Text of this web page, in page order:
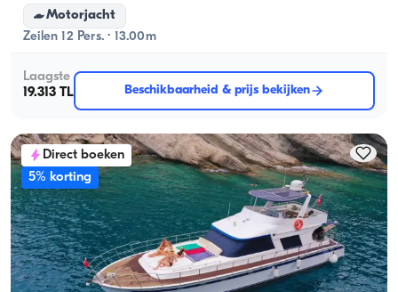
maritieme ontdekkingstocht voor 12 personen en
pakketdeals!
Motorjacht
Zeilen 12 Pers. · 13.00m
Laagste
19.313 TL
Beschikbaarheid & prijs bekijken
Direct boeken
5% korting